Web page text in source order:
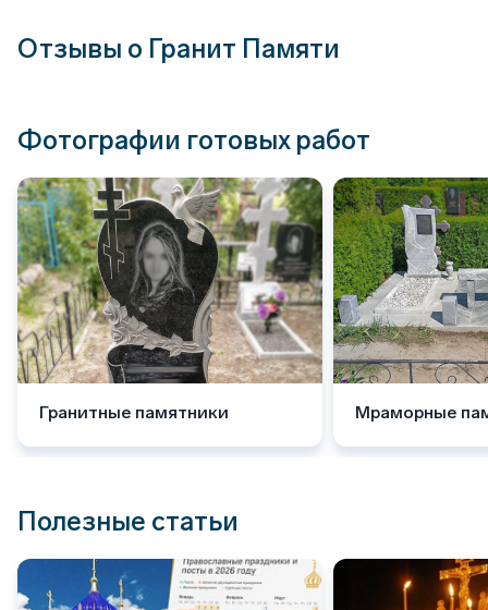
Отзывы о Гранит Памяти
Фотографии готовых работ
Гранитные памятники Мраморные
Полезные статьи